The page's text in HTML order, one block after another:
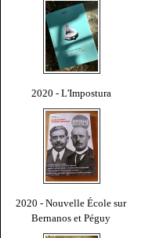
2020 - L'Impostura
2020 - Nouvelle École sur
Bernanos et Péguy